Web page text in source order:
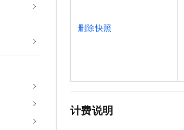
删除快照
计费说明